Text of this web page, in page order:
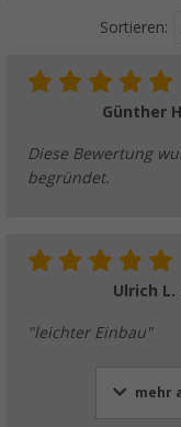
Sortieren:
Günther
Diese Bewertung
begründet.
Ulrich L.
"leichter Einbau"
mehr